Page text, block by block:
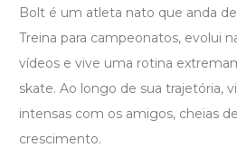
Bolt é um atleta nato que anda
Treina para campeonatos, evolui
vídeos e vive uma rotina
skate. Ao longo de sua trajetória,
intensas com os amigos, cheias
crescimento.